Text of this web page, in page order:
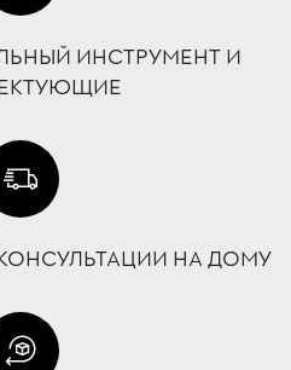
ИНСТРУМЕНТ И
НА ДОМУ